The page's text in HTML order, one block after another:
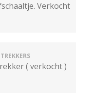
Verkocht
( verkocht )